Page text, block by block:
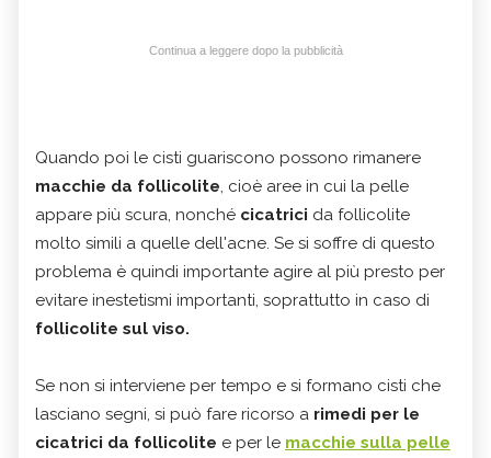
Continua a leggere dopo la pubblicità
Quando poi le cisti guariscono possono rimanere
macchie da follicolite, cioè aree in cui la pelle
appare più scura, nonché cicatrici da follicolite
molto simili a quelle dell'acne. Se si soffre di questo
problema è quindi importante agire al più presto per
evitare inestetismi importanti, soprattutto in caso di
follicolite sul viso.
Se non si interviene per tempo e si formano cisti che
lasciano segni, si può fare ricorso a rimedi per le
cicatrici da follicolite e per le macchie sulla pelle